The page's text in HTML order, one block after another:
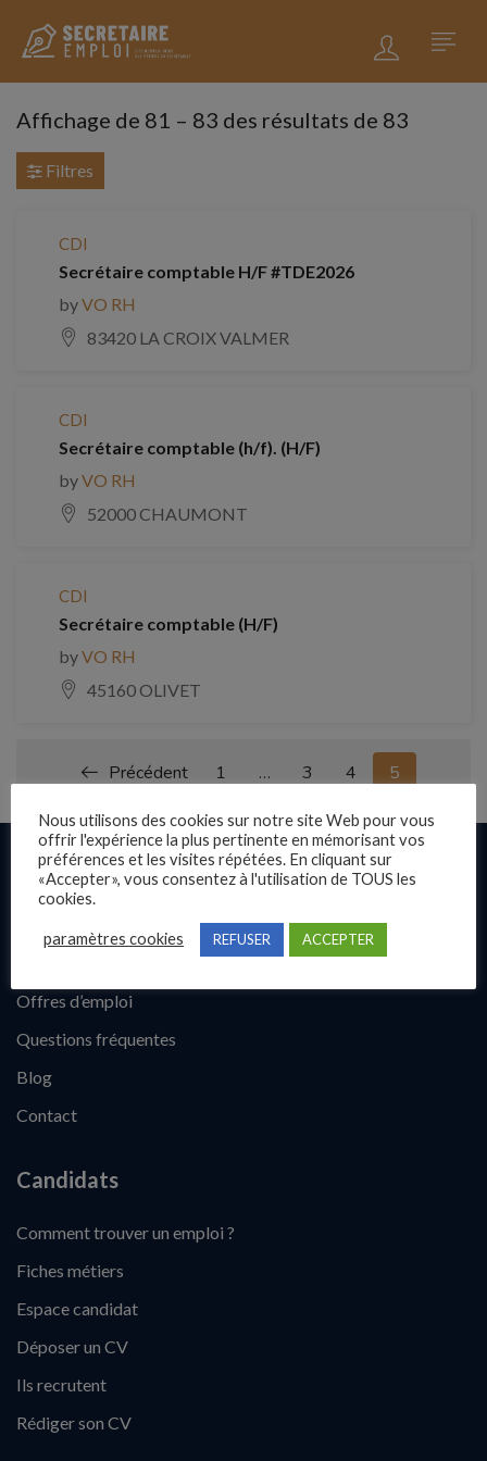
Affichage de 81 – 83 des résultats de 83
Filtres
CDI
Secrétaire comptable H/F #TDE2026
byVO RH
83420 LA CROIX VALMER
CDI
Secrétaire comptable (h/f). (H/F)
byVO RH
52000 CHAUMONT
CDI
Secrétaire comptable (H/F)
byVO RH
45160 OLIVET
Précédent 1 … 3 4 5
Liens rapides
Offres d’emploi
Questions fréquentes
Blog
Contact
Candidats
Comment trouver un emploi ?
Fiches métiers
Espace candidat
Déposer un CV
Ils recrutent
Rédiger son CV
Nous utilisons des cookies sur notre site Web pour vous
offrir l'expérience la plus pertinente en mémorisant vos
préférences et les visites répétées. En cliquant sur
«Accepter», vous consentez à l'utilisation de TOUS les
cookies.
paramètres cookies REFUSER ACCEPTER